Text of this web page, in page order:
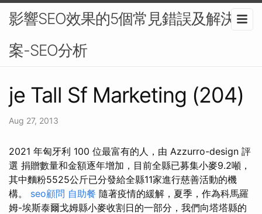
影響SEO效果的5個常見錯誤及解決方
案-SEO分析
je Tall Sf Marketing (204)
Aug 27, 2013
2021 年匈牙利 100 位最富有的人，由 Azzurro-design 評
選 捐贈數量和金額逐年增加，目前全縣已募集小麥9.2噸，
其中麵粉5525公斤已分發給全縣11家進行慈善活動的機
構。 seo顧問 自助餐 隨著疫情的緩解，夏季，作為科馬羅
姆-埃斯泰爾戈姆縣小麥收割日的一部分，我們向塔塔縣的